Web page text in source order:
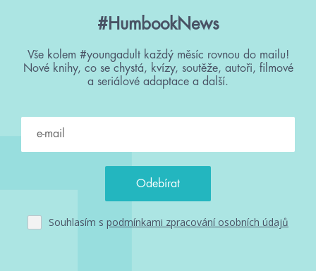
#HumbookNews
Vše kolem #youngadult každý měsíc rovnou do mailu!
Nové knihy, co se chystá, kvízy, soutěže, autoři, filmové
a seriálové adaptace a další.
Souhlasím s podmínkami zpracování osobních údajů